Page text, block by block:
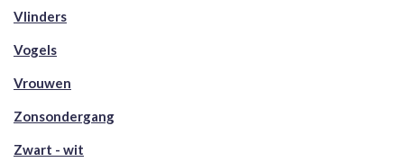
Vlinders
Vogels
Vrouwen
Zonsondergang
Zwart - wit